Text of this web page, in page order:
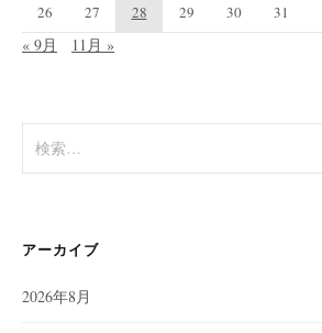
26
27 28 29 30 31
« 9月 11月 »
索:
アーカイブ
2026年8月